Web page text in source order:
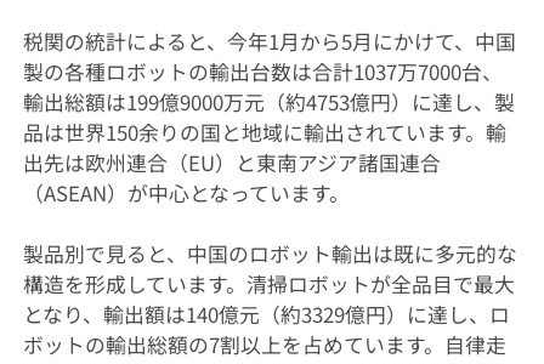
税関の統計によると、今年1月から5月にかけて、中国
製の各種ロボットの輸出台数は合計1037万7000台、
輸出総額は199億9000万元（約4753億円）に達し、製
品は世界150余りの国と地域に輸出されています。輸
出先は欧州連合（EU）と東南アジア諸国連合
（ASEAN）が中心となっています。
製品別で見ると、中国のロボット輸出は既に多元的な
構造を形成しています。清掃ロボットが全品目で最大
となり、輸出額は140億元（約3329億円）に達し、ロ
ボットの輸出総額の7割以上を占めています。自律走